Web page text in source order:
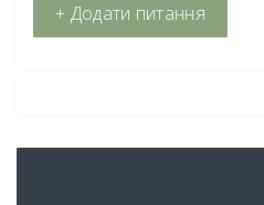
+ Додати питання